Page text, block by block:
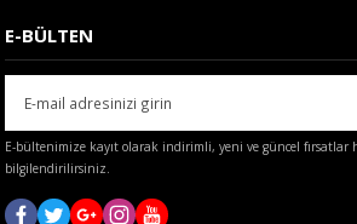
Gönder
E-BÜLTEN
E-bültenimize kayıt olarak indirimli, yeni ve güncel fırsatlar
bilgilendirilirsiniz.